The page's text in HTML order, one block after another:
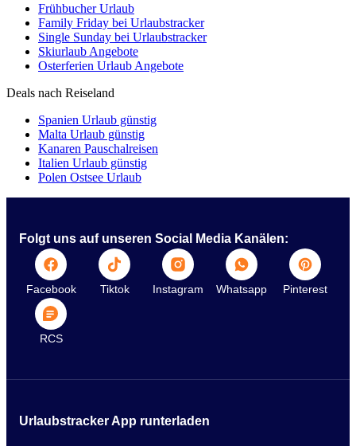
Frühbucher Urlaub
Family Friday bei Urlaubstracker
Single Sunday bei Urlaubstracker
Skiurlaub Angebote
Osterferien Urlaub Angebote
Deals nach Reiseland
Spanien Urlaub günstig
Malta Urlaub günstig
Kanaren Pauschalreisen
Italien Urlaub günstig
Polen Ostsee Urlaub